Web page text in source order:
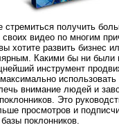
получить
своих видео по многим
хотите развить бизнес
Какими бы ни были
инструмент
использовать
внимание людей и
Это
просмотров и
поклонников.